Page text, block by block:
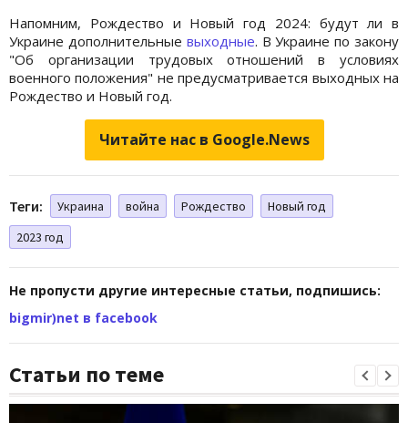
Напомним, Рождество и Новый год 2024: будут ли в
Украине дополнительные выходные. В Украине по закону
"Об организации трудовых отношений в условиях
военного положения" не предусматривается выходных на
Рождество и Новый год.
Читайте нас в Google.News
Теги: Украина война Рождество
Новый год
2023 год
Не пропусти другие интересные статьи, подпишись:
bigmir)net в facebook
Статьи по теме